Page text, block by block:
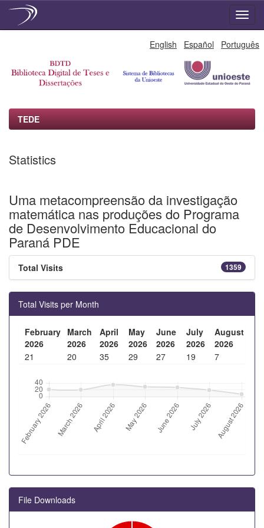
English Español Português
TEDE
Statistics
Uma metacompreensão da investigação
matemática nas produções do Programa
de Desenvolvimento Educacional do
Paraná PDE
1359
Total Visits
Total Visits per Month
February
2026
March
2026
April
2026
May
2026
June
2026
July
2026
August
2026
21
20 35 29 27 19 7
File Downloads